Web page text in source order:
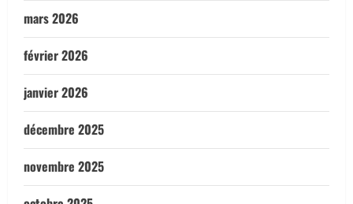
mars 2026
février 2026
janvier 2026
décembre 2025
novembre 2025